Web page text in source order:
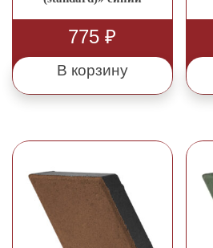
775₽
В корзину